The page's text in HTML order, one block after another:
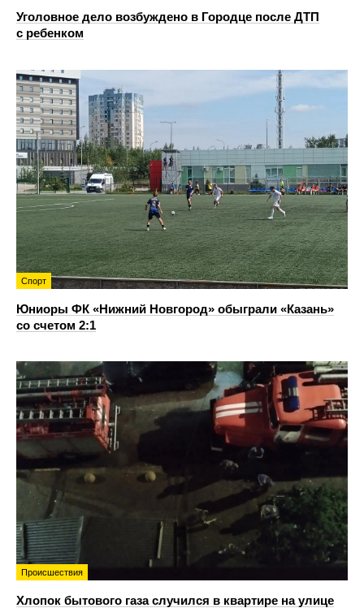
Уголовное дело возбуждено в Городце после ДТП
с ребенком
Спорт
Юниоры ФК «Нижний Новгород» обыграли «Казань»
со счетом 2:1
Происшествия
Хлопок бытового газа случился в квартире на улице